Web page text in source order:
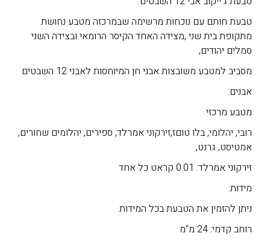
טבעת חותם עם נוכחות מרשימה שבמרכזה מטבע נחושת
מתקופת בית שני ,מצידה האחד הקיסר הרומאי ובצידה השני
סמלים יהודים,
מסביב למטבע משובצות אבני חן המיוחסות לאבני 12 השבטים
אבנים:
מטבע מרכזי
רובי, יהלומי, בלו טוםז,זירקוני אמרלד, ספירים, יהלומים שחורים,
אמטיסט, גרנט,
זירקוני אמרלד: 0.01 קראט כל אחד
מידות:
ניתן להזמין את הטבעת בכל המידות
רוחב קדמי: 24 מ"מ